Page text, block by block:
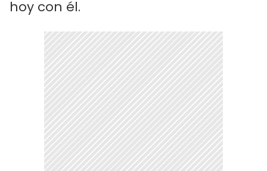
hoy con él.